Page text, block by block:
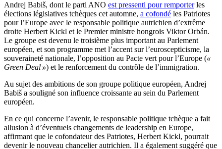
Andrej Babiš, dont le parti ANO est pressenti pour remporterles
élections législatives tchèques cet automne, a cofondé les Patriotes
pour l’Europe avec le responsable politique autrichien d’extrême
droite Herbert Kickl et le Premier ministre hongrois Viktor Orbán.
Le groupe est devenu le troisième plus important au Parlement
européen, et son programme met l’accent sur l’euroscepticisme, la
souveraineté nationale, l’opposition au Pacte vert pour l’Europe («
Green Deal ») et le renforcement du contrôle de l’immigration.
Au sujet des ambitions de son groupe politique européen, Andrej
Babiš a souligné son influence croissante au sein du Parlement
européen.
En ce qui concerne l’avenir, le responsable politique tchèque a fait
allusion à d’éventuels changements de leadership en Europe,
affirmant que le cofondateur des Patriotes, Herbert Kickl, pourrait
devenir le nouveau chancelier autrichien. Il a également suggéré que